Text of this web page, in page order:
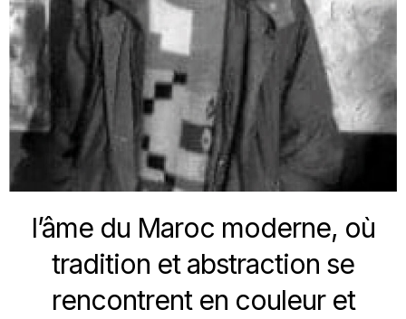
l’âme du Maroc moderne, où
tradition et abstraction se
rencontrent en couleur et